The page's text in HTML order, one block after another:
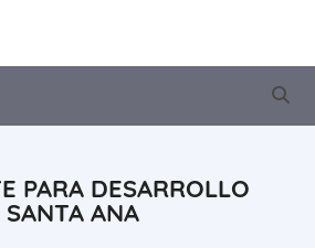
PARA DESARROLLO
ANA